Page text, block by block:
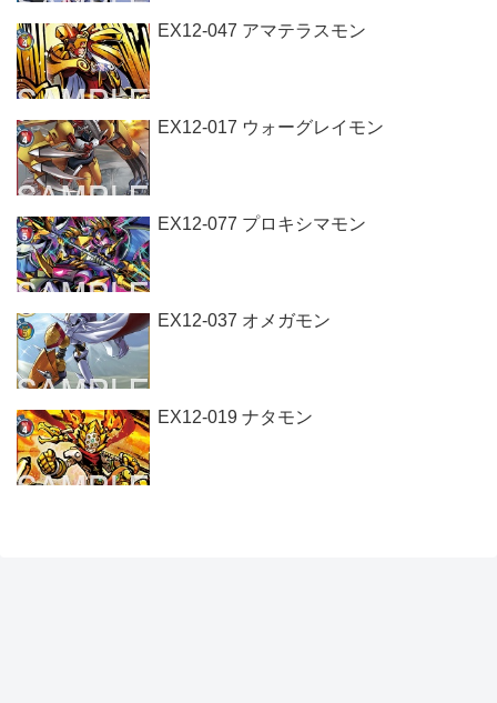
EX12-047 アマテラスモン
EX12-017 ウォーグレイモン
EX12-077 プロキシマモン
EX12-037 オメガモン
EX12-019 ナタモン